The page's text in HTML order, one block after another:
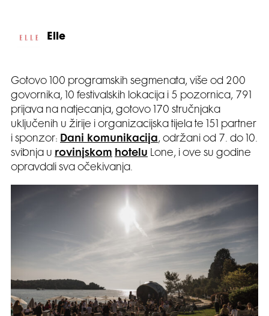
Elle
Gotovo 100 programskih segmenata, više od 200
govornika, 10 festivalskih lokacija i 5 pozornica, 791
prijava na natjecanja, gotovo 170 stručnjaka
uključenih u žirije i organizacijska tijela te 151 partner
i sponzor: Dani komunikacija, održani od 7. do 10.
svibnja u rovinjskom hotelu Lone, i ove su godine
opravdali sva očekivanja.